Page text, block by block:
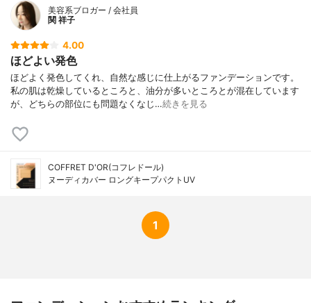
美容系ブロガー / 会社員
関 祥子
4.00
ほどよい発色
ほどよく発色してくれ、自然な感じに仕上がるファンデーションです。
私の肌は乾燥しているところと、油分が多いところとが混在しています
が、どちらの部位にも問題なくなじ…続きを見る
COFFRET D'OR(コフレドール)
ヌーディカバー ロングキープパクトUV
1